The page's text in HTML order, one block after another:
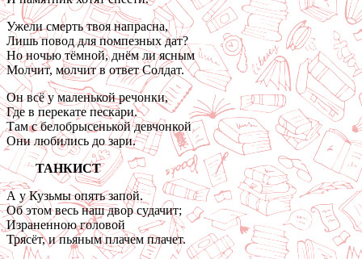
Ужели смерть твоя напрасна,
Лишь повод для помпезных дат?
Но ночью тёмной, днём ли ясным
Молчит, молчит в ответ Солдат.
Он всё у маленькой речонки,
Где в перекате пескари.
Там с белобрысенькой девчонкой
Они любились до зари.
ТАНКИСТ
А у Кузьмы опять запой.
Об этом весь наш двор судачит;
Израненною головой
Трясёт, и пьяным плачем плачет.